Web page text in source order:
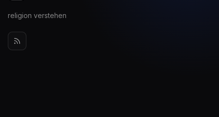
religion verstehen